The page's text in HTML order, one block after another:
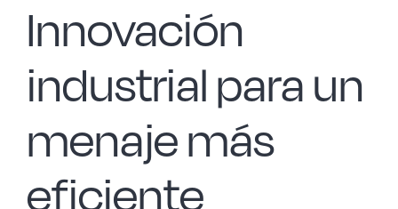
Innovación
industrial para un
menaje más
eficiente